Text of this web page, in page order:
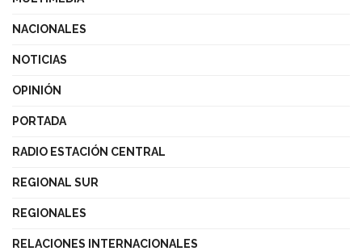
NACIONALES
NOTICIAS
OPINIÓN
PORTADA
RADIO ESTACIÓN CENTRAL
REGIONAL SUR
REGIONALES
RELACIONES INTERNACIONALES